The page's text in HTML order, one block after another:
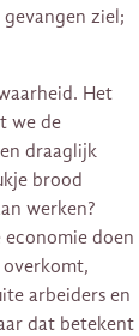
ziel;
Het
we de
draaglijk
brood
werken?
doen
overkomt,
arbeiders en
dat betekent